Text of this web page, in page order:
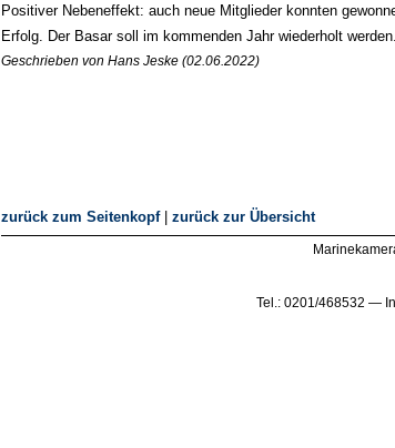
Positiver Nebeneffekt: auch neue Mitglieder konnten
Erfolg. Der Basar soll im kommenden Jahr wiederholt werden.
Geschrieben von Hans Jeske (02.06.2022)
zurück zum Seitenkopf| zurück zur Übersicht
Tel.: 0201/468532 —